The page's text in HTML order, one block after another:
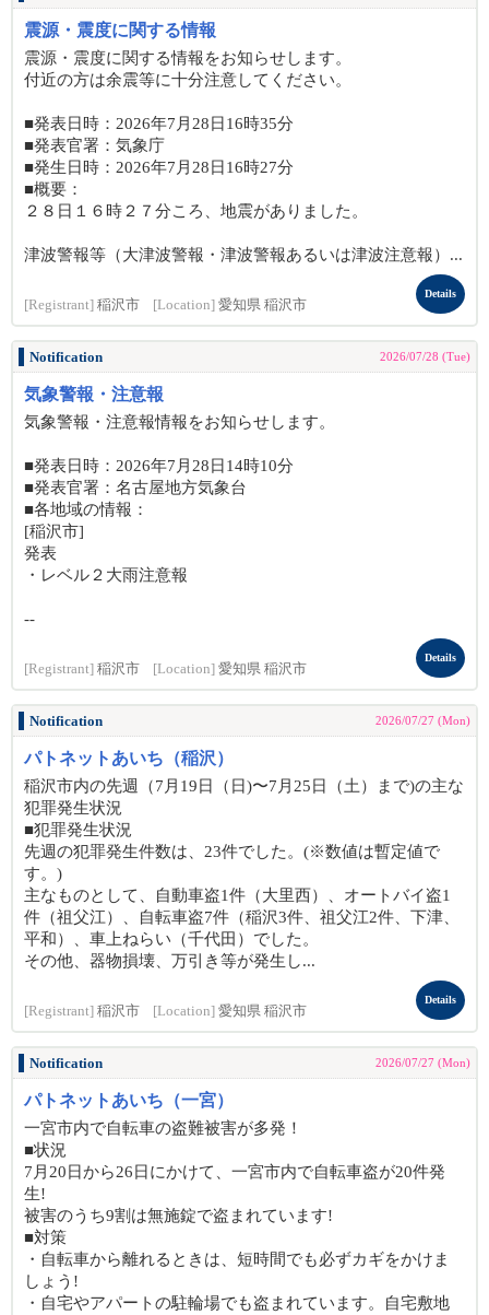
震源・震度に関する情報
震源・震度に関する情報をお知らせします。
付近の方は余震等に十分注意してください。
■発表日時：2026年7月28日16時35分
■発表官署：気象庁
■発生日時：2026年7月28日16時27分
■概要：
２８日１６時２７分ころ、地震がありました。
津波警報等（大津波警報・津波警報あるいは津波注意報）...
[Registrant] 稲沢市 [Location] 愛知県 稲沢市
Details
Notification 2026/07/28 (Tue)
気象警報・注意報
気象警報・注意報情報をお知らせします。
■発表日時：2026年7月28日14時10分
■発表官署：名古屋地方気象台
■各地域の情報：
[稲沢市]
発表
・レベル２大雨注意報
--
[Registrant] 稲沢市 [Location] 愛知県 稲沢市
Details
Notification 2026/07/27 (Mon)
パトネットあいち（稲沢）
稲沢市内の先週（7月19日（日)〜7月25日（土）まで)の主な
犯罪発生状況
■犯罪発生状況
先週の犯罪発生件数は、23件でした。(※数値は暫定値で
す。)
主なものとして、自動車盗1件（大里西）、オートバイ盗1
件（祖父江）、自転車盗7件（稲沢3件、祖父江2件、下津、
平和）、車上ねらい（千代田）でした。
その他、器物損壊、万引き等が発生し...
[Registrant] 稲沢市 [Location] 愛知県 稲沢市
Details
Notification 2026/07/27 (Mon)
パトネットあいち（一宮）
一宮市内で自転車の盗難被害が多発！
■状況
7月20日から26日にかけて、一宮市内で自転車盗が20件発
生!
被害のうち9割は無施錠で盗まれています!
■対策
・自転車から離れるときは、短時間でも必ずカギをかけま
しょう!
・自宅やアパートの駐輪場でも盗まれています。自宅敷地